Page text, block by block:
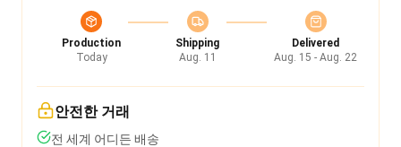
Production
Today
Shipping
Aug. 11
Delivered
Aug. 15 - Aug. 22
안전한 거래
전 세계 어디든 배송